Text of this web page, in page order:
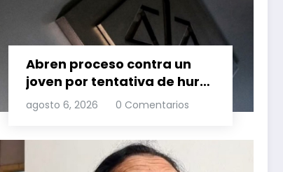
Abren proceso contra un
joven por tentativa de hurto
agravado
agosto 6, 2026 0 Comentarios